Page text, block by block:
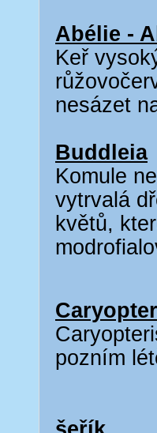
Abélie -
Keř
nesázet
Buddleia
Komule
vytrvalá
květů,
pozním